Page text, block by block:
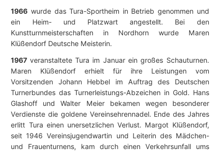
1966 wurde das Tura-Sportheim in Betrieb genommen und
ein Heim- und Platzwart angestellt. Bei den
Kunstturnmeisterschaften in Nordhorn wurde Maren
Klüßendorf Deutsche Meisterin.
1967 veranstaltete Tura im Januar ein großes Schauturnen.
Maren Klüßendorf erhielt für ihre Leistungen vom
Vorsitzenden Johann Hebbel im Auftrag des Deutschen
Turnerbundes das Turnerleistungs-Abzeichen in Gold. Hans
Glashoff und Walter Meier bekamen wegen besonderer
Verdienste die goldene Vereinsehrennadel. Ende des Jahres
erlitt Tura einen unersetzlichen Verlust. Margot Klüßendorf,
seit 1946 Vereinsjugendwartin und Leiterin des Mädchen-
und Frauenturnens, kam durch einen Verkehrsunfall ums